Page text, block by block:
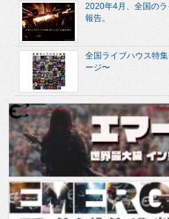
2020年4月、全国の
報告。
全国ライブハウス特
ージ〜